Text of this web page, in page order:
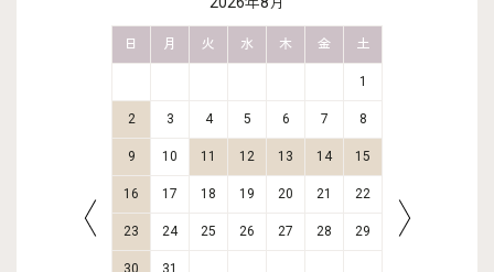
日 月 火 水 木 金 土
1
2 3 4 5 6 7 8
9 10 11 12 13 14 15
16 17 18 19 20 21 22
23 24 25 26 27 28 29
30 31